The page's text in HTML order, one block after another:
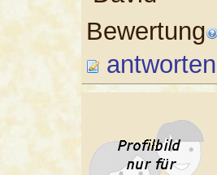
Bewertung
antworten